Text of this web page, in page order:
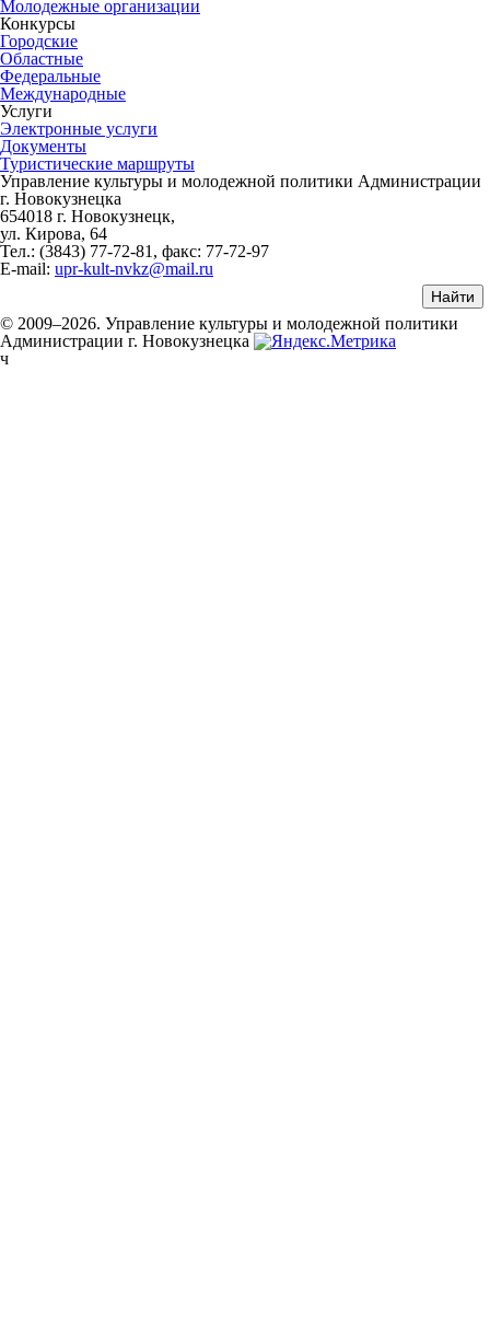
Молодежные организации
Конкурсы
Городские
Областные
Федеральные
Международные
Услуги
Электронные услуги
Документы
Туристические маршруты
Управление культуры и молодежной политики Администрации
г. Новокузнецка
654018 г. Новокузнецк,
ул. Кирова, 64
Тел.: (3843) 77-72-81 , факс: 77-72-97
E-mail: upr-kult-nvkz@mail.ru
© 2009–2026. Управление культуры и молодежной политики
Администрации г. Новокузнецка
ч